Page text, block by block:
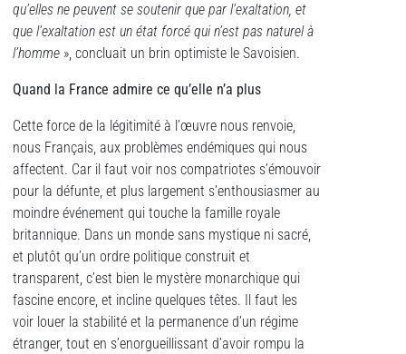
qu’elles ne peuvent se soutenir que par l’exaltation, et
que l’exaltation est un état forcé qui n’est pas naturel à
l’homme », concluait un brin optimiste le Savoisien.
Quand la France admire ce qu’elle n’a plus
Cette force de la légitimité à l’œuvre nous renvoie,
nous Français, aux problèmes endémiques qui nous
affectent. Car il faut voir nos compatriotes s’émouvoir
pour la défunte, et plus largement s’enthousiasmer au
moindre événement qui touche la famille royale
britannique. Dans un monde sans mystique ni sacré,
et plutôt qu’un ordre politique construit et
transparent, c’est bien le mystère monarchique qui
fascine encore, et incline quelques têtes. Il faut les
voir louer la stabilité et la permanence d’un régime
étranger, tout en s’enorgueillissant d’avoir rompu la